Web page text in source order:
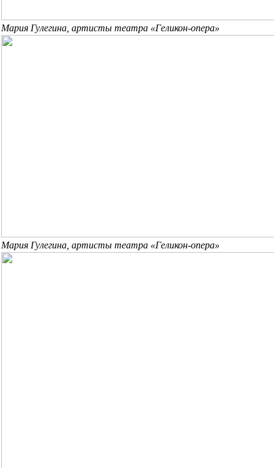
Мария Гулегина, артисты театра «Геликон-опера»
Мария Гулегина, артисты театра «Геликон-опера»